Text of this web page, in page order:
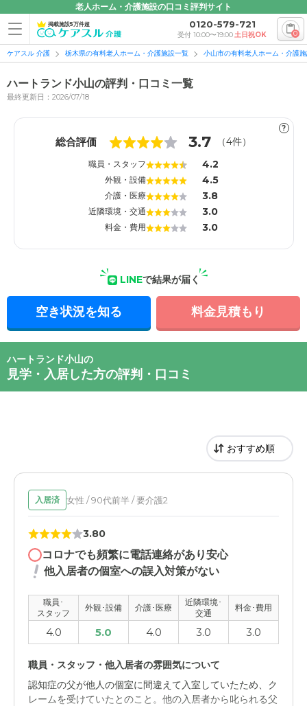
老人ホーム・介護施設の口コミ評判サイト
掲載施設5万件超 0120-579-721
受付 10:00〜19:00土日祝OK 0
ケアスル 介護 栃木県の有料老人ホーム・介護施設一覧 小山市の有料老人ホーム・介護
ハートランド小山の評判・口コミ一覧
最終更新日：2026/07/18
?
総合評価 3.7 （4件）
職員・スタッフ 4.2
外観・設備 4.5
介護・医療 3.8
近隣環境・交通 3.0
料金・費用 3.0
LINEで結果が届く
空き状況を知る 料金見積もり
ハートランド小山の
見学・入居した方の評判・口コミ
入居済 女性 / 90代前半 / 要介護2
3.80
コロナでも頻繁に電話連絡があり安心
他入居者の個室への誤入対策がない
職員･
スタッフ
外観･設備 介護･医療
近隣環境･
交通
料金･費用
4.0 5.0 4.0 3.0 3.0
職員・スタッフ・他入居者の雰囲気について
認知症の父が他人の個室に間違えて入室していたため、ク
レームを受けていたとのこと。他の入居者から叱られる父